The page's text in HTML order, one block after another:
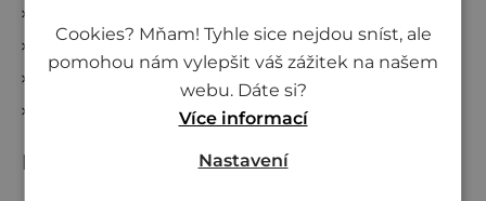
Velkoobchod
Projekty
Věrnostní program
Dále pro vás máme
Cookies? Mňam! Tyhle sice nejdou sníst, ale
pomohou nám vylepšit váš zážitek na našem
webu. Dáte si?
Více informací
Nastavení